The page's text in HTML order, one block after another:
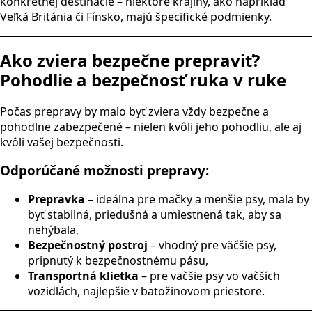
Veľká Británia či Fínsko, majú špecifické podmienky.
Ako zviera bezpečne prepraviť?
Pohodlie a bezpečnosť ruka v ruke
Počas prepravy by malo byť zviera vždy bezpečne a
pohodlne zabezpečené – nielen kvôli jeho pohodliu, ale aj
kvôli vašej bezpečnosti.
Odporúčané možnosti prepravy:
Prepravka – ideálna pre mačky a menšie psy, mala by
byť stabilná, priedušná a umiestnená tak, aby sa
nehýbala,
Bezpečnostný postroj – vhodný pre väčšie psy,
pripnutý k bezpečnostnému pásu,
Transportná klietka – pre väčšie psy vo väčších
vozidlách, najlepšie v batožinovom priestore.